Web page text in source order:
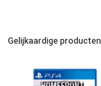
Gelijkaardige producten